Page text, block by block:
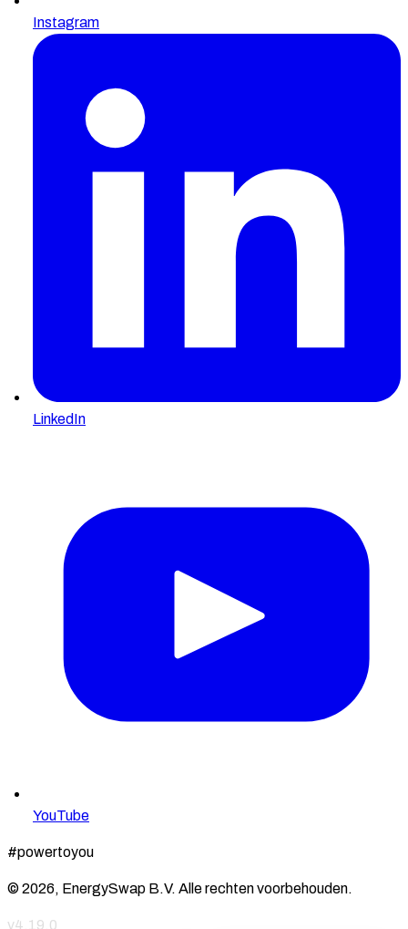
Instagram
LinkedIn
YouTube
#powertoyou
© 2026, EnergySwap B.V. Alle rechten voorbehouden.
v4.19.0